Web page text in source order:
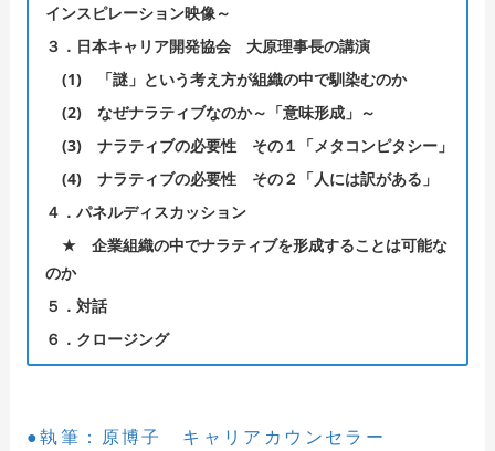
インスピレーション映像～
３．日本キャリア開発協会 大原理事長の講演
(1)
「謎」という考え方が組織の中で馴染むのか
(2)
なぜナラティブなのか～「意味形成」～
(3)
ナラティブの必要性 その１「メタコンピタシー」
(4)
ナラティブの必要性 その２「人には訳がある」
４．パネルディスカッション
★
企業組織の中でナラティブを形成することは可能な
のか
５．対話
６．クロージング
●執筆：原博子 キャリアカウンセラー